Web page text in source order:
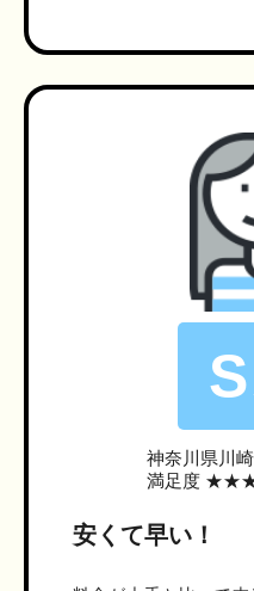
S
神奈川県川
満足度
安くて早い！